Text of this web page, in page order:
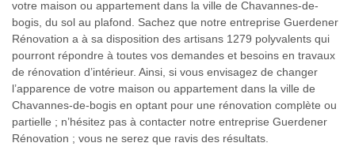
votre maison ou appartement dans la ville de Chavannes-de-
bogis, du sol au plafond. Sachez que notre entreprise Guerdener
Rénovation a à sa disposition des artisans 1279 polyvalents qui
pourront répondre à toutes vos demandes et besoins en travaux
de rénovation d’intérieur. Ainsi, si vous envisagez de changer
l’apparence de votre maison ou appartement dans la ville de
Chavannes-de-bogis en optant pour une rénovation complète ou
partielle ; n’hésitez pas à contacter notre entreprise Guerdener
Rénovation ; vous ne serez que ravis des résultats.